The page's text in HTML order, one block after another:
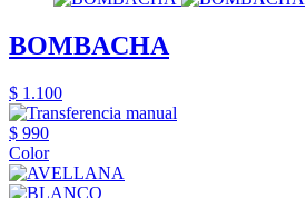
BOMBACHA
$ 1.100
$ 990
Color